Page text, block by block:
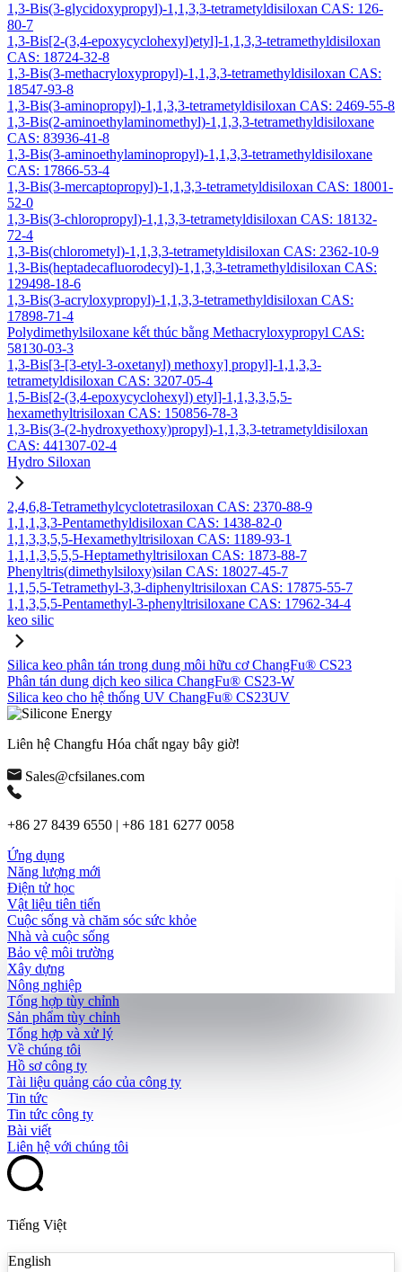
1,3-Bis(3-glycidoxypropyl)-1,1,3,3-tetrametyldisiloxan CAS: 126-
80-7
1,3-Bis[2-(3,4-epoxycyclohexyl)etyl]-1,1,3,3-tetramethyldisiloxan
CAS: 18724-32-8
1,3-Bis(3-methacryloxypropyl)-1,1,3,3-tetramethyldisiloxan CAS:
18547-93-8
1,3-Bis(3-aminopropyl)-1,1,3,3-tetrametyldisiloxan CAS: 2469-55-8
1,3-Bis(2-aminoethylaminomethyl)-1,1,3,3-tetramethyldisiloxane
CAS: 83936-41-8
1,3-Bis(3-aminoethylaminopropyl)-1,1,3,3-tetramethyldisiloxane
CAS: 17866-53-4
1,3-Bis(3-mercaptopropyl)-1,1,3,3-tetrametyldisiloxan CAS: 18001-
52-0
1,3-Bis(3-chloropropyl)-1,1,3,3-tetrametyldisiloxan CAS: 18132-
72-4
1,3-Bis(chlorometyl)-1,1,3,3-tetrametyldisiloxan CAS: 2362-10-9
1,3-Bis(heptadecafluorodecyl)-1,1,3,3-tetramethyldisiloxan CAS:
129498-18-6
1,3-Bis(3-acryloxypropyl)-1,1,3,3-tetramethyldisiloxan CAS:
17898-71-4
Polydimethylsiloxane kết thúc bằng Methacryloxypropyl CAS:
58130-03-3
1,3-Bis[3-[3-etyl-3-oxetanyl) methoxy] propyl]-1,1,3,3-
tetrametyldisiloxan CAS: 3207-05-4
1,5-Bis[2-(3,4-epoxycyclohexyl) etyl]-1,1,3,3,5,5-
hexamethyltrisiloxan CAS: 150856-78-3
1,3-Bis(3-(2-hydroxyethoxy)propyl)-1,1,3,3-tetrametyldisiloxan
CAS: 441307-02-4
Hydro Siloxan
2,4,6,8-Tetramethylcyclotetrasiloxan CAS: 2370-88-9
1,1,1,3,3-Pentamethyldisiloxan CAS: 1438-82-0
1,1,3,3,5,5-Hexamethyltrisiloxan CAS: 1189-93-1
1,1,1,3,5,5,5-Heptamethyltrisiloxan CAS: 1873-88-7
Phenyltris(dimethylsiloxy)silan CAS: 18027-45-7
1,1,5,5-Tetramethyl-3,3-diphenyltrisiloxan CAS: 17875-55-7
1,1,3,5,5-Pentamethyl-3-phenyltrisiloxane CAS: 17962-34-4
keo silic
Silica keo phân tán trong dung môi hữu cơ ChangFu® CS23
Phân tán dung dịch keo silica ChangFu® CS23-W
Silica keo cho hệ thống UV ChangFu® CS23UV
Liên hệ Changfu Hóa chất ngay bây giờ!
Sales@cfsilanes.com
+86 27 8439 6550 | +86 181 6277 0058
Ứng dụng
Năng lượng mới
Điện tử học
Vật liệu tiên tiến
Cuộc sống và chăm sóc sức khỏe
Nhà và cuộc sống
Bảo vệ môi trường
Xây dựng
Nông nghiệp
Tổng hợp tùy chỉnh
Sản phẩm tùy chỉnh
Tổng hợp và xử lý
Về chúng tôi
Hồ sơ công ty
Tài liệu quảng cáo của công ty
Tin tức
Tin tức công ty
Bài viết
Liên hệ với chúng tôi
Tiếng Việt
English